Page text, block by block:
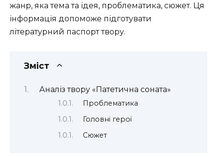
жанр, яка тема та ідея, проблематика, сюжет. Ця
інформація допоможе підготувати
літературний паспорт твору.
Зміст
Аналіз твору «Патетична соната»
Проблематика
Головні герої
Сюжет